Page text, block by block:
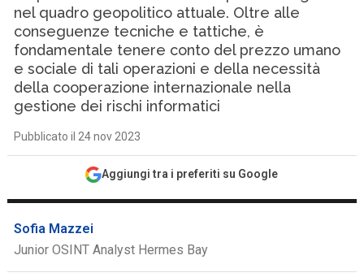
nel quadro geopolitico attuale. Oltre alle
conseguenze tecniche e tattiche, è
fondamentale tenere conto del prezzo umano
e sociale di tali operazioni e della necessità
della cooperazione internazionale nella
gestione dei rischi informatici
Pubblicato il 24 nov 2023
Aggiungi tra i preferiti su Google
Sofia Mazzei
Junior OSINT Analyst Hermes Bay